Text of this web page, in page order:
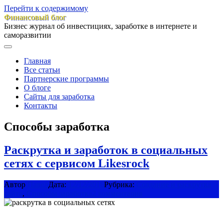
Перейти к содержимому
Финансовый блог
Бизнес журнал об инвестициях, заработке в интернете и
саморазвитии
Главная
Все статьи
Партнерские программы
О блоге
Сайты для заработка
Контакты
Способы заработка
Раскрутка и заработок в социальных
сетях c сервисом Likesrock
Автор Дата: Рубрика:
,